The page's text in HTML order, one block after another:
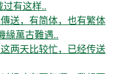
过有这样..
送，有简体，也有繁体
緣萬古難遇..
两天比较忙，已经传送